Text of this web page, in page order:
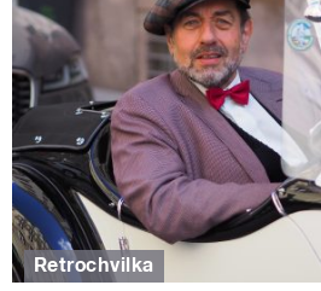
Retrochvilka